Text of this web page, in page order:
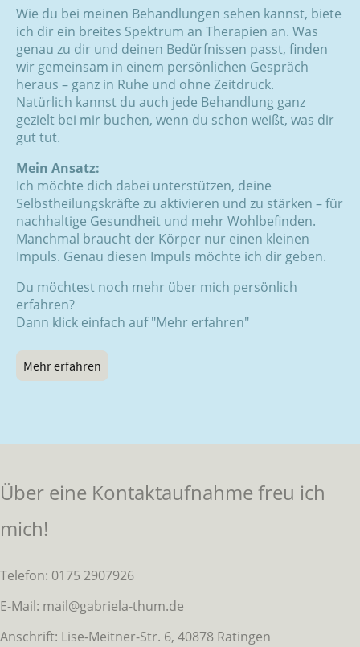
Wie du bei meinen Behandlungen sehen kannst, biete
ich dir ein breites Spektrum an Therapien an. Was
genau zu dir und deinen Bedürfnissen passt, finden
wir gemeinsam in einem persönlichen Gespräch
heraus – ganz in Ruhe und ohne Zeitdruck.
Natürlich kannst du auch jede Behandlung ganz
gezielt bei mir buchen, wenn du schon weißt, was dir
gut tut.
Mein Ansatz:
Ich möchte dich dabei unterstützen, deine
Selbstheilungskräfte zu aktivieren und zu stärken – für
nachhaltige Gesundheit und mehr Wohlbefinden.
Manchmal braucht der Körper nur einen kleinen
Impuls. Genau diesen Impuls möchte ich dir geben.
Du möchtest noch mehr über mich persönlich
erfahren?
Dann klick einfach auf "Mehr erfahren"
Mehr erfahren
Über eine Kontaktaufnahme freu ich
mich!
Telefon: 0175 2907926
E-Mail: mail@gabriela-thum.de
Anschrift: Lise-Meitner-Str. 6, 40878 Ratingen